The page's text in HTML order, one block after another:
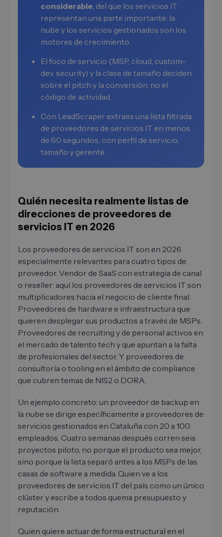
considerable, del que los servicios IT
representan una parte importante: la
nube y los servicios gestionados son los
motores de crecimiento.
El foco de servicio (MSP, cloud, custom-
dev, security) y la clase de tamaño deciden
sobre el pitch y la conversión, no el
código de actividad.
Con LeadScraper extraes una lista filtrada
de proveedores de servicios IT en menos
de 60 segundos, con perfil de servicio,
tamaño y gerente.
Quién necesita realmente listas de
direcciones de proveedores de
servicios IT en 2026
Los proveedores de servicios IT son en 2026
especialmente relevantes para cuatro tipos de
proveedor. Vendor de SaaS con estrategia de canal
o reseller: aquí los proveedores de servicios IT son
multiplicadores hacia el negocio de cliente final.
Proveedores de hardware e infraestructura que
quieren desplegar sus productos a través de MSPs.
Proveedores de recruiting y de personal activos en
el mercado de talento tech y que apuntan a la falta
de profesionales del sector. Y proveedores de
consultoría o tooling en el ámbito de compliance
que cubren temas de NIS2 o DORA.
Un ejemplo concreto: un proveedor de backup en
la nube se dirige específicamente a proveedores de
servicios gestionados en Cataluña con 20 a 100
empleados. Cuatro semanas después corren seis
proyectos piloto, no porque el producto sea mejor,
sino porque la lista separó antes a los MSPs de las
casas de software a medida. Quien ve a los
proveedores de servicios IT del país como un único
clúster y escribe a todos quema presupuesto y
reputación.
Quien quiere actuar de forma estructural en el